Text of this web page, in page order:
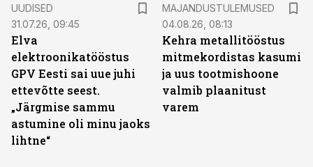
UUDISED
31.07.26, 09:45
Elva
elektroonikatööstus
GPV Eesti sai uue juhi
ettevõtte seest.
„Järgmise sammu
astumine oli minu jaoks
lihtne“
MAJANDUSTULEMUSED
04.08.26, 08:13
Kehra metallitööstus
mitmekordistas kasumi
ja uus tootmishoone
valmib plaanitust
varem